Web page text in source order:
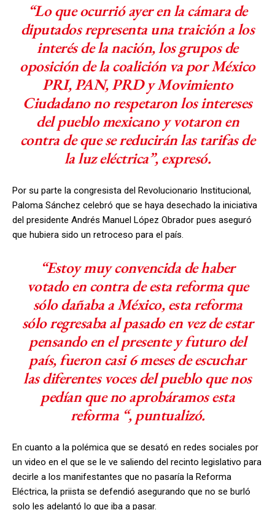
“Lo que ocurrió ayer en la cámara de
diputados representa una traición a los
interés de la nación, los grupos de
oposición de la coalición va por México
PRI, PAN, PRD y Movimiento
Ciudadano no respetaron los intereses
del pueblo mexicano y votaron en
contra de que se reducirán las tarifas de
la luz eléctrica”, expresó.
Por su parte la congresista del Revolucionario Institucional,
Paloma Sánchez celebró que se haya desechado la iniciativa
del presidente Andrés Manuel López Obrador pues aseguró
que hubiera sido un retroceso para el país.
“Estoy muy convencida de haber
votado en contra de esta reforma que
sólo dañaba a México, esta reforma
sólo regresaba al pasado en vez de estar
pensando en el presente y futuro del
país, fueron casi 6 meses de escuchar
las diferentes voces del pueblo que nos
pedían que no aprobáramos esta
reforma “, puntualizó.
En cuanto a la polémica que se desató en redes sociales por
un video en el que se le ve saliendo del recinto legislativo para
decirle a los manifestantes que no pasaría la Reforma
Eléctrica, la priista se defendió asegurando que no se burló
solo les adelantó lo que iba a pasar.